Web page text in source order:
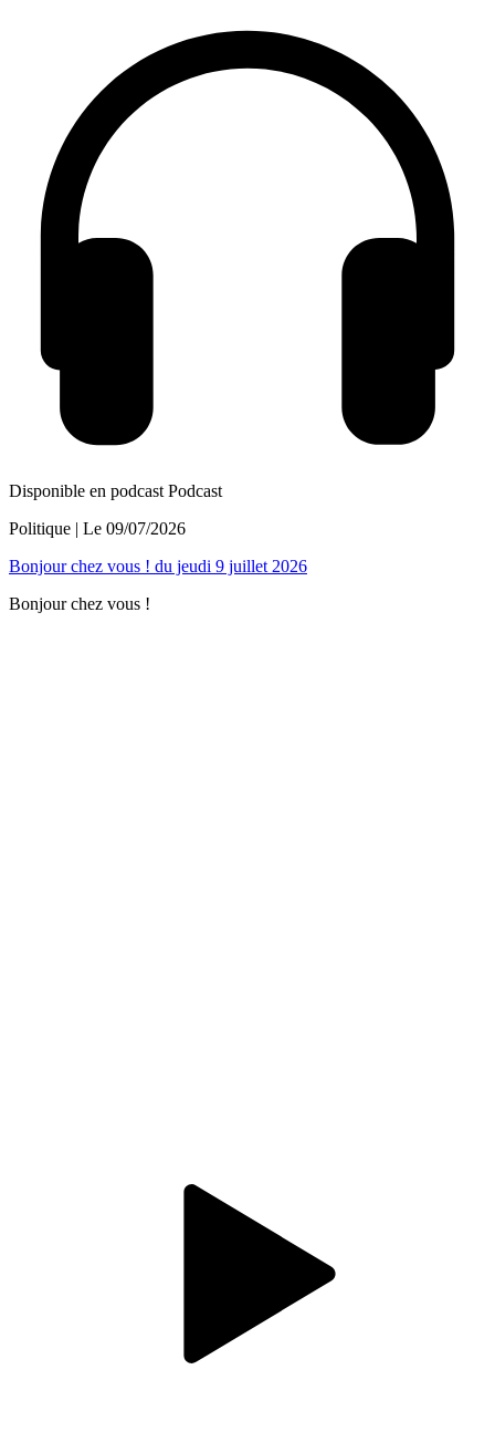
Disponible en podcast Podcast
Politique | Le 09/07/2026
Bonjour chez vous ! du jeudi 9 juillet 2026
Bonjour chez vous !